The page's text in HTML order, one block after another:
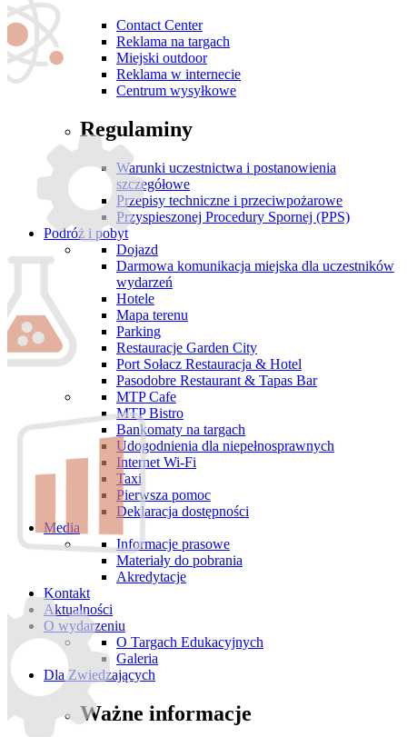
Contact Center
Reklama na targach
Miejski outdoor
Reklama w internecie
Centrum wysyłkowe
Regulaminy
Warunki uczestnictwa i postanowienia
szczegółowe
Przepisy techniczne i przeciwpożarowe
Przyspieszonej Procedury Spornej (PPS)
Podróż i pobyt
Dojazd
Darmowa komunikacja miejska dla uczestników
wydarzeń
Hotele
Mapa terenu
Parking
Restauracje Garden City
Port Sołacz Restauracja & Hotel
Pasodobre Restaurant & Tapas Bar
MTP Cafe
MTP Bistro
Bankomaty na targach
Udogodnienia dla niepełnosprawnych
Internet Wi-Fi
Taxi
Pierwsza pomoc
Deklaracja dostępności
Media
Informacje prasowe
Materiały do pobrania
Akredytacje
Kontakt
Aktualności
O wydarzeniu
O Targach Edukacyjnych
Galeria
Dla Zwiedzających
Ważne informacje